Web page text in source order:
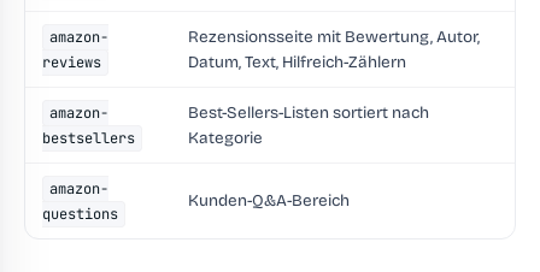
amazon-
reviews
Rezensionsseite mit Bewertung, Autor,
Datum, Text, Hilfreich-Zählern
amazon-
bestsellers
Best-Sellers-Listen sortiert nach
Kategorie
amazon-
questions
Kunden-Q&A-Bereich